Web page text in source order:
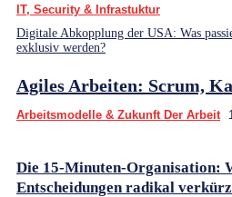
IT, Security & Infrastuktur
Digitale Abkopplung der USA: Was
exklusiv werden?
Agiles Arbeiten: Scrum,
Arbeitsmodelle & Zukunft Der Arbeit
Die 15-Minuten-Organisation:
Entscheidungen radikal